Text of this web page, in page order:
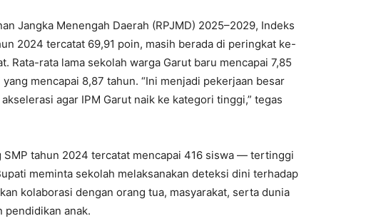
Jangka Menengah Daerah (RPJMD) 2025–2029, Indeks
2024 tercatat 69,91 poin, masih berada di peringkat ke-
Rata-rata lama sekolah warga Garut baru mencapai 7,85
mencapai 8,87 tahun. “Ini menjadi pekerjaan besar
agar IPM Garut naik ke kategori tinggi,” tegas
SMP tahun 2024 tercatat mencapai 416 siswa — tertinggi
meminta sekolah melaksanakan deteksi dini terhadap
kolaborasi dengan orang tua, masyarakat, serta dunia
pendidikan anak.